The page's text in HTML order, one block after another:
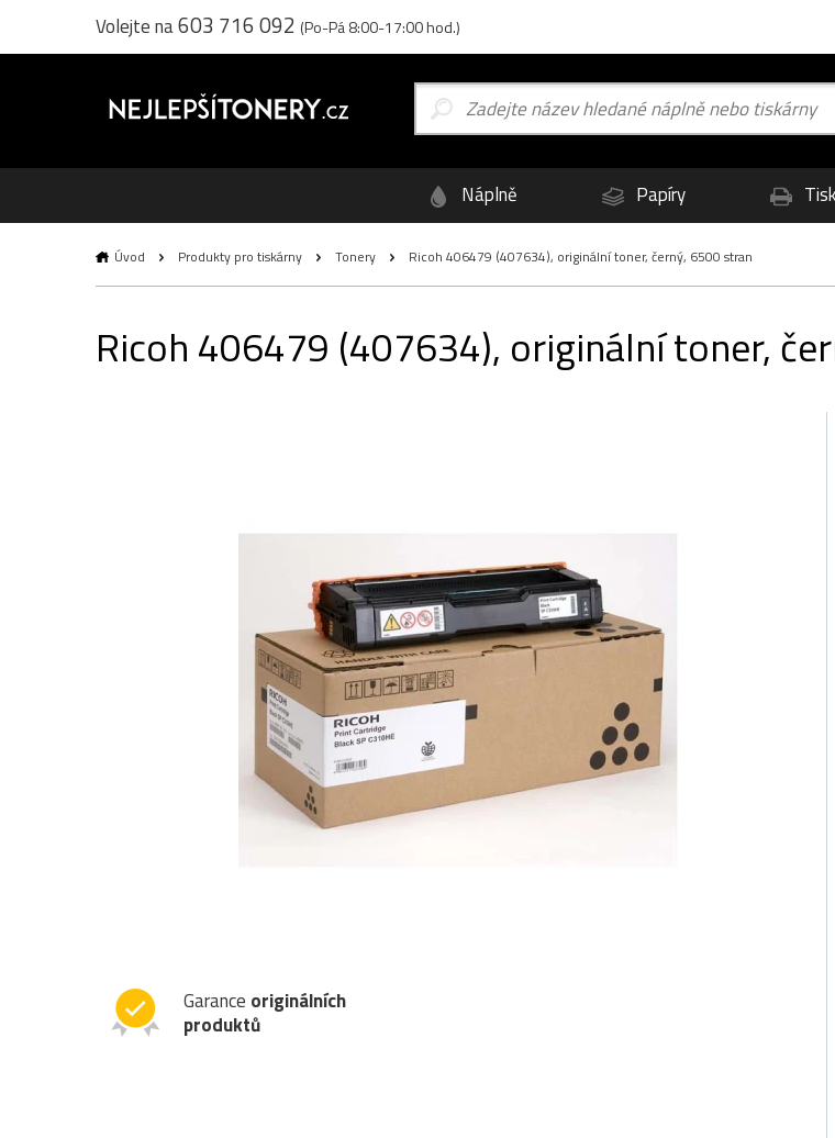
Volejte na603 716 092 (Po-Pá 8:00-17:00 hod.)
Náplně Papíry
Úvod Produkty pro tiskárny Tonery Ricoh 406479 (407634), originální toner, černý, 6500 stran
Ricoh 406479 (407634), originální toner,
Garance originálních
produktů